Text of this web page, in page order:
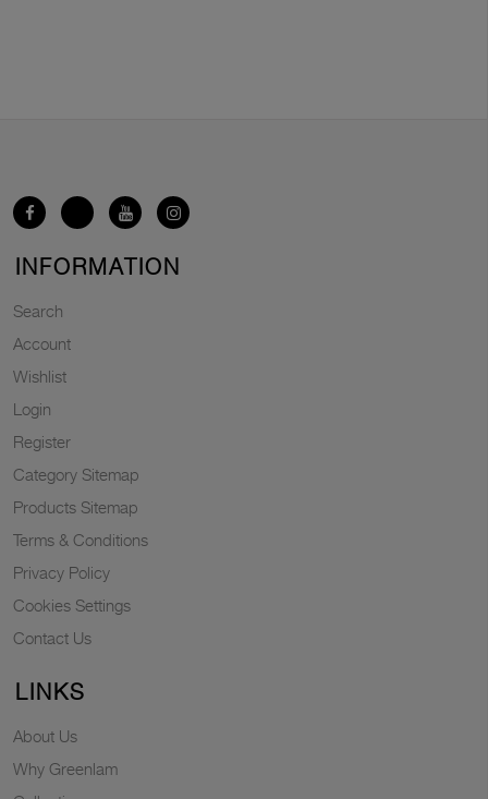
INFORMATION
Search
Account
Wishlist
Login
Register
Category Sitemap
Products Sitemap
Terms & Conditions
Privacy Policy
Cookies Settings
Contact Us
LINKS
About Us
Why Greenlam